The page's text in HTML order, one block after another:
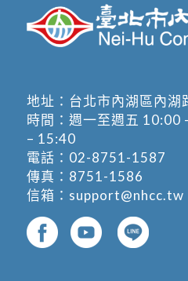
地址： 台北市內湖區內湖
時間：週一至週五 10:00
– 15:40
電話： 02-8751-1587
傳真：8751-1586
信箱： support@nhcc.tw